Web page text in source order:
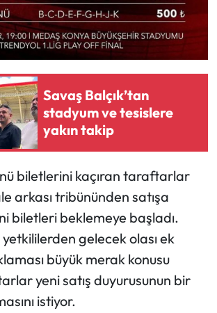
Savaş Balçık’tan
stadyum ve tesislere
yakın takip
biletlerini kaçıran taraftarlar
arkası tribününden satışa
biletleri beklemeye başladı.
gelecek olası ek
büyük merak konusu
yeni satış duyurusunun bir
istiyor.